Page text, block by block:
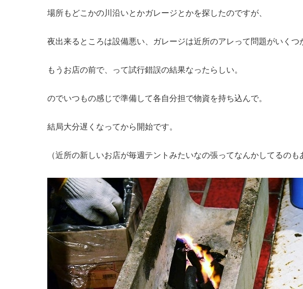
場所もどこかの川沿いとかガレージとかを探したのですが、
夜出来るところは設備悪い、ガレージは近所のアレって問題がいくつ
もうお店の前で、って試行錯誤の結果なったらしい。
のでいつもの感じで準備して各自分担で物資を持ち込んで。
結局大分遅くなってから開始です。
（近所の新しいお店が毎週テントみたいなの張ってなんかしてるのも